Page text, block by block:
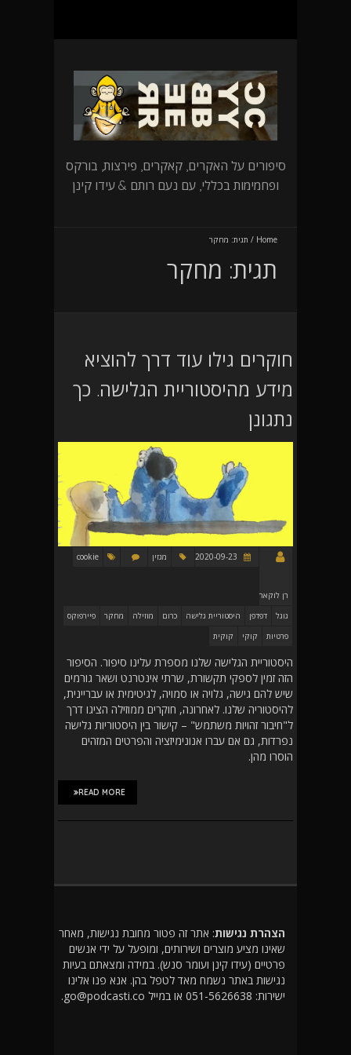
סיפורים על האקרים, קאקרים, פירצות, בורקס
ופחמימות בכללי, עם נעם רותם & עידו קינן
Home
/ תגית: מחקר
תגית: מחקר
חוקרים גילו עוד דרך להוציא
מידע מהיסטוריית הגלישה. כך
נתגונן
רן לוקאר
מגזין cookie
גוגל דפדפן היסטוריית גלישה כרום מוזילה מחקר
פיירפוקס
פרטיות
קוקי קוקית
היסטוריית הגלישה שלנו מספרת עלינו סיפור. הסיפור
הזה זמין לספקי תקשורת, שרתי אינטרנט ושאר גורמים
שיש להם גישה, גלויה או סמויה, לגיטימית או עבריינית,
להיסטוריה שלנו. לאחרונה, חוקרים ממוזילה הציגו דרך
ל"חיבור זהויות משתמש" – קישור בין היסטוריות גלישה
נפרדות, גם אם עברו אנונימיזציה והפרטים המזהים
הוסרו מהן.
READ MORE
הצהרת נגישות: אתר זה פטור מחובת נגישות, מאחר
שאינו מציע מוצרים ושירותים, ומופעל על ידי אנשים
פרטיים (עידו קינן ועומר סנש). במידה ומצאתם בעיות
נגישות באתר נשמח מאד לטפל בהן. אנא פנו אלינו
ישירות: 051-5626638 או במייל go@podcasti.co.